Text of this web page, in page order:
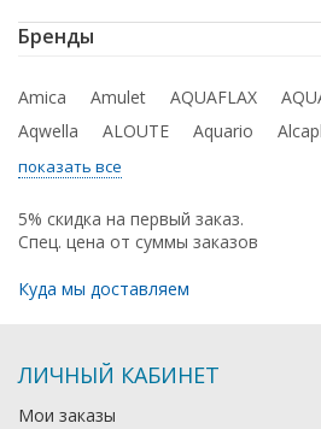
Бренды
Amica Amulet AQUAFLAX
Aqwella
ALOUTE Aquario
показать все
5% скидка на первый заказ.
Спец. цена от суммы заказов
Куда мы доставляем
ЛИЧНЫЙ КАБИНЕТ
Мои заказы